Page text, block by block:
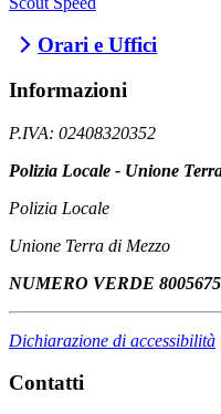
Orari e Uffici
Informazioni
P.IVA: 02408320352
Polizia Locale - Unione
Polizia Locale
Unione Terra di Mezzo
NUMERO VERDE
Dichiarazione di accessibilità
Contatti